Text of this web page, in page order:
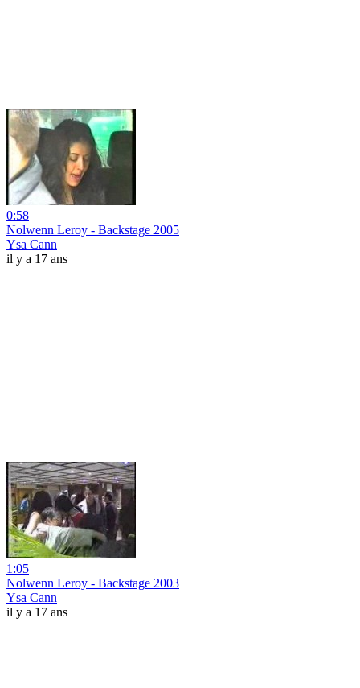
0:58
Nolwenn Leroy - Backstage 2005
Ysa Cann
il y a 17 ans
1:05
Nolwenn Leroy - Backstage 2003
Ysa Cann
il y a 17 ans